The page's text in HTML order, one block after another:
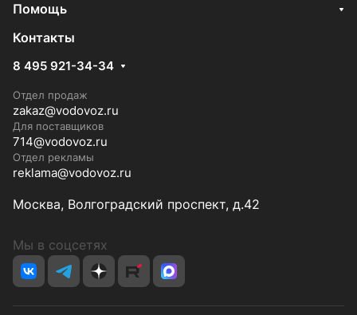
Помощь
Контакты
8 495 921-34-34
Отдел продаж
zakaz@vodovoz.ru
Для поставщиков
714@vodovoz.ru
Отдел рекламы
reklama@vodovoz.ru
Москва, Волгоградский проспект, д.42
Мы в соцсетях